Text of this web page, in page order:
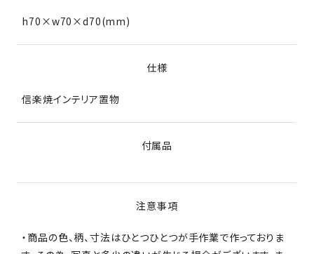
h70×w70×d70(mm)
仕様
信楽焼インテリア置物
付属品
注意事項
・商品の色、柄、寸法はひとつひとつが手作業で作っておりま